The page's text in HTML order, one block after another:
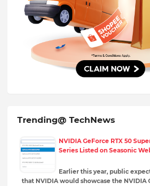
Trending@ TechNews
NVIDIA GeForce RTX 50
Series Listed on Seasonic
Earlier this year, public
that NVIDIA would showcase the NVIDIA